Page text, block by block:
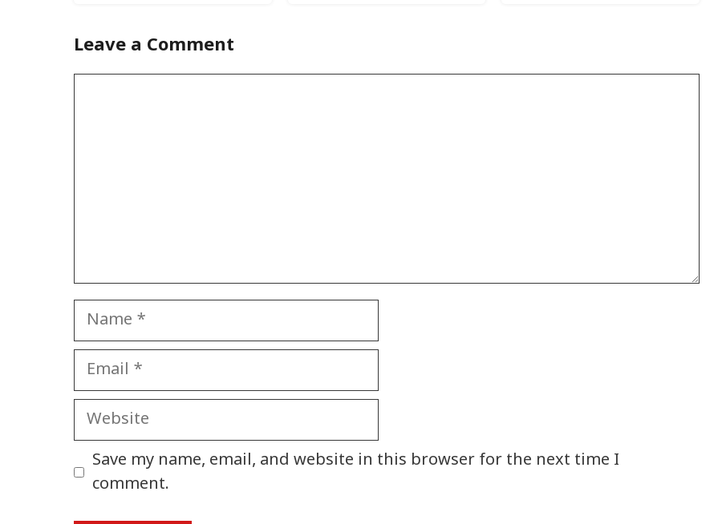
Leave a Comment
Name
Email
Website
Save my name, email, and website in this browser for the next time I
comment.